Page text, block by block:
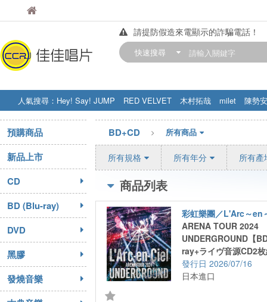
佳佳唱片
請提防假造來電顯示的詐騙電話！
【中華門市營業時間調整公告】
快速搜尋
人氣搜尋： Hey! Say! JUMP RED VELVET 木村拓哉 milet
陳勢安
STRAY KIDS
盧廣仲 周杰伦
預購商品
新品上市
CD
BD (Blu-ray)
DVD
黑膠
發燒音樂
BD+CD 所有商品
所有規格 所有年分 所有產
商品列表
彩虹樂團／L'Arc～en
ARENA TOUR 2024
UNDERGROUND【
ray+ライヴ音源CD2
クレット＜12P＞)
2026/07/16
日本進口